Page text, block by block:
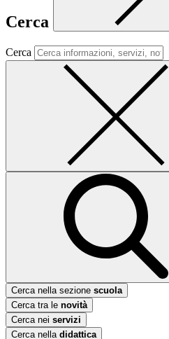
Cerca
Cerca
Cerca nella sezione scuola
Cerca tra le novità
Cerca nei servizi
Cerca nella didattica